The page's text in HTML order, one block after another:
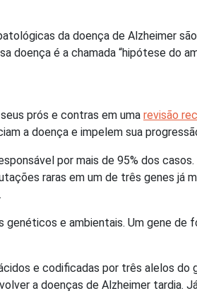
da doença de Alzheimer
é a chamada “hipótese do
prós e contras em uma revisão
a doença e impelem sua
por mais de 95% dos
raras em um de três genes já
e ambientais. Um gene de
e codificadas por três alelos do
a doenças de Alzheimer tardia.